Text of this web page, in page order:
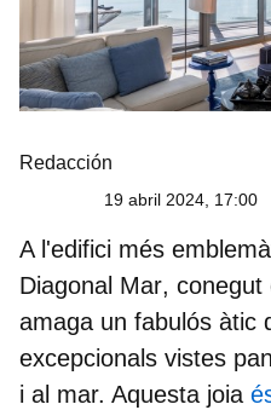
Redacción
19 abril 2024, 17:00
A l'edifici més
Diagonal Mar, conegut
amaga un fabulós àtic
excepcionals vistes
i al mar. Aquesta joia